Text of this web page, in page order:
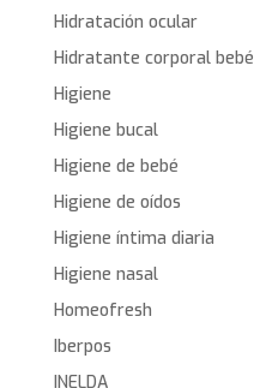
Hidratación ocular
Hidratante corporal bebé
Higiene
Higiene bucal
Higiene de bebé
Higiene de oídos
Higiene íntima diaria
Higiene nasal
Homeofresh
Iberpos
INELDA